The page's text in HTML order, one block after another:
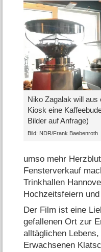
Niko Zagalak will aus
Kiosk eine
Bilder auf Anfrage)
Bild: NDR/​Frank Baebenroth
umso mehr
Fensterverkauf
Trinkhallen
Hochzeitsfeiern
Der Film ist eine
gefallenen Ort zur
alltäglichen
Erwachsenen